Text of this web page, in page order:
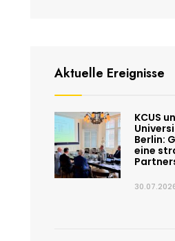
Aktuelle Ereignisse
KCUS
Berlin:
eine